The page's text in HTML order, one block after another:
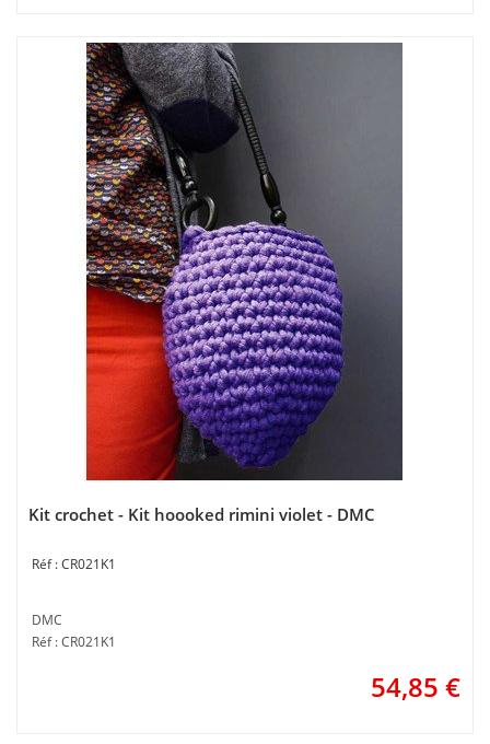
Kit crochet - Kit hoooked rimini violet - DMC
CR021K1
DMC
Réf : CR021K1
54,85 €